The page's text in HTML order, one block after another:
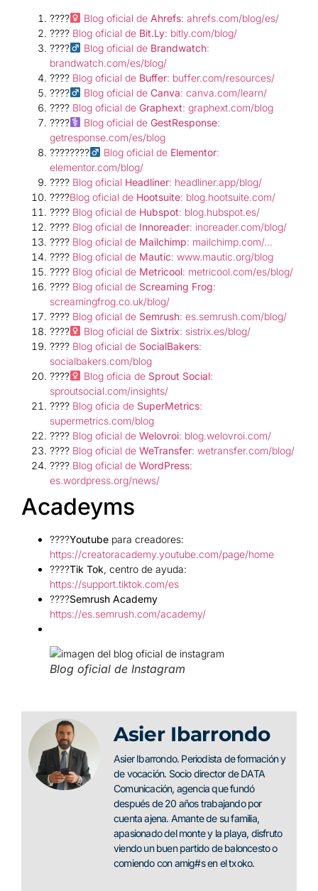
????‍ Blog oficial de Ahrefs: ahrefs.com/blog/es/
???? Blog oficial de Bit.Ly: bitly.com/blog/
????‍
Blog oficial de Brandwatch:
brandwatch.com/es/blog/
???? Blog oficial de Buffer: buffer.com/resources/
????‍
Blog oficial de Canva: canva.com/learn/
???? Blog oficial de Graphext: graphext.com/blog
????‍
Blog oficial de GestResponse:
getresponse.com/es/blog
????????‍
Blog oficial de Elementor:
elementor.com/blog/
???? Blog oficial Headliner: headliner.app/blog/
????Blog oficial de Hootsuite: blog.hootsuite.com/
???? Blog oficial de Hubspot: blog.hubspot.es/
???? Blog oficial de Innoreader: inoreader.com/blog/
???? Blog oficial de Mailchimp: mailchimp.com/…
???? Blog oficial de Mautic: www.mautic.org/blog
???? Blog oficial de Metricool: metricool.com/es/blog/
???? Blog oficial de Screaming Frog:
screamingfrog.co.uk/blog/
???? Blog oficial de Semrush: es.semrush.com/blog/
????‍
Blog oficial de Sixtrix: sistrix.es/blog/
???? Blog oficial de SocialBakers:
socialbakers.com/blog
????‍
Blog oficia de Sprout Social:
sproutsocial.com/insights/
???? Blog oficia de SuperMetrics:
supermetrics.com/blog
????️ Blog oficial de Welovroi: blog.welovroi.com/
???? Blog oficial de WeTransfer: wetransfer.com/blog/
????️ Blog oficial de WordPress:
es.wordpress.org/news/
Acadeyms
????Youtube para creadores:
https://creatoracademy.youtube.com/page/home
????Tik Tok, centro de ayuda:
https://support.tiktok.com/es
????Semrush Academy
https://es.semrush.com/academy/
Blog oficial de Instagram
Asier Ibarrondo
Asier Ibarrondo. Periodista de formación y
de vocación. Socio director de DATA
Comunicación, agencia que fundó
después de 20 años trabajando por
cuenta ajena. Amante de su familia,
apasionado del monte y la playa, disfruto
viendo un buen partido de baloncesto o
comiendo con amig#s en el txoko.